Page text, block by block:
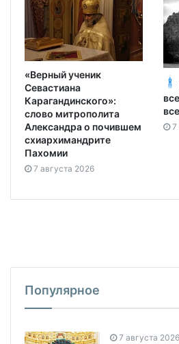
«Верный ученик
Севастиана
Карагандинского»:
слово митрополита
Александра о почившем
схиархимандрите
Пахомии
7 августа 2026
7
Популярное
7 августа 2026